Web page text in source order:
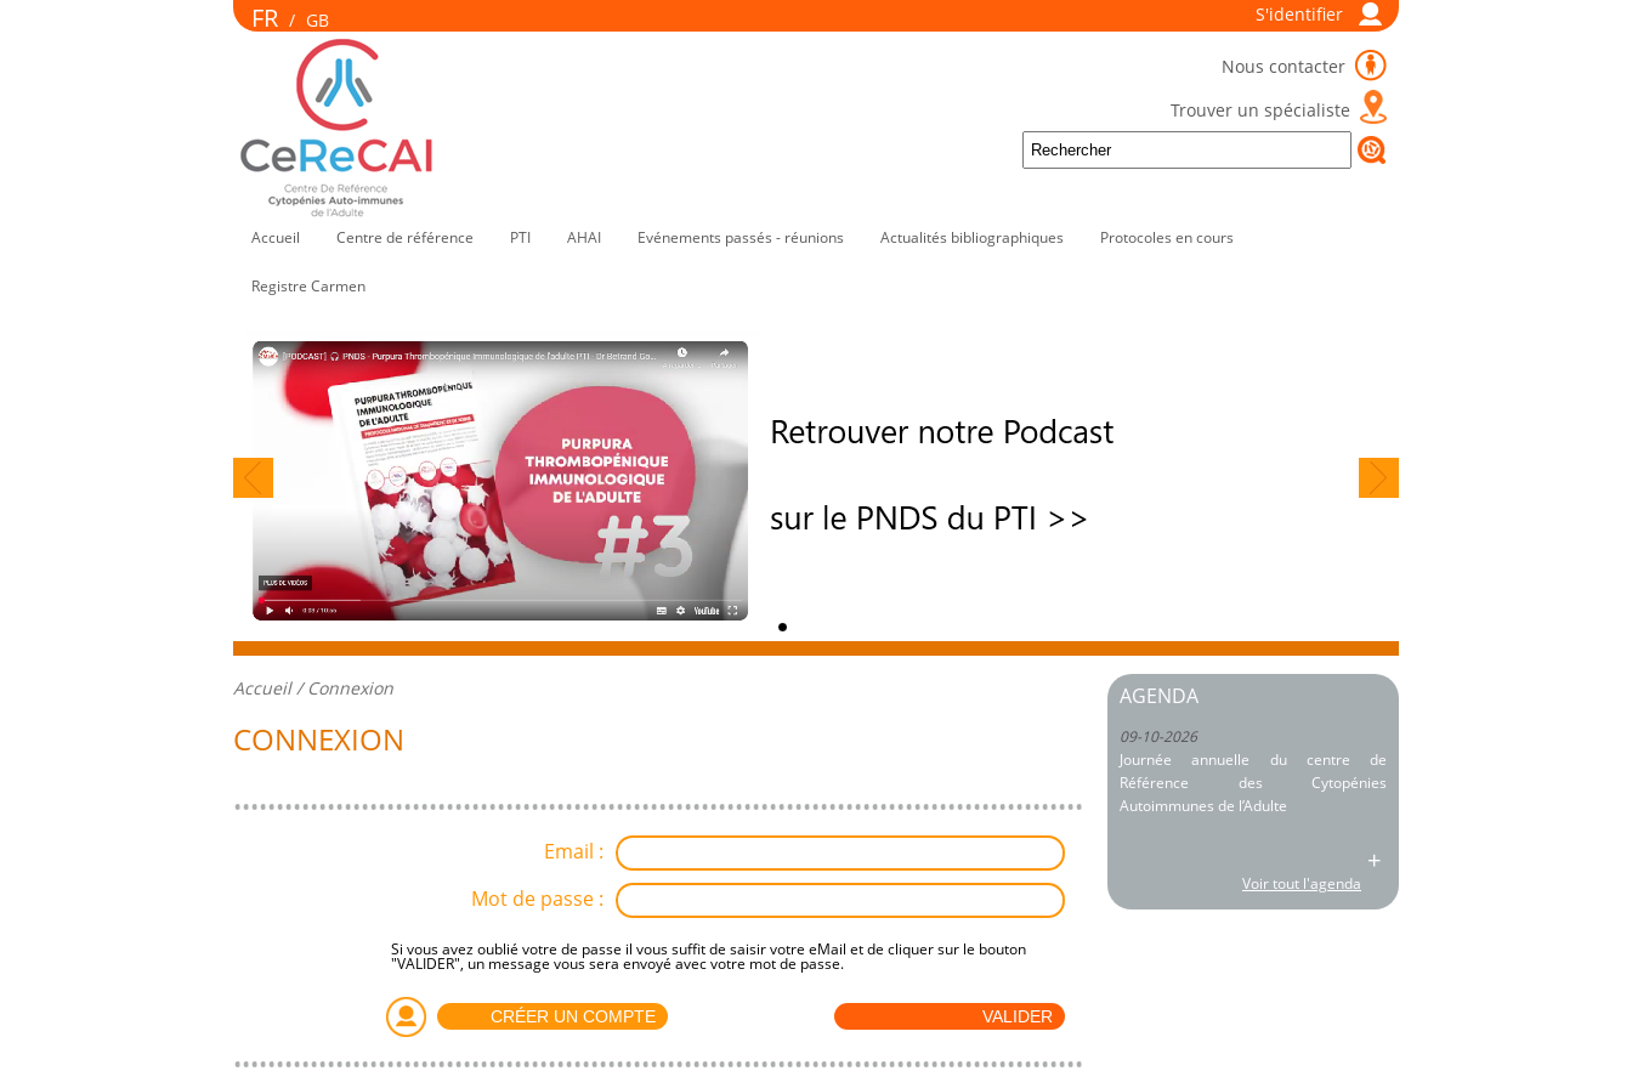
FR / GB S'identifier
Nous contacter
Trouver un spécialiste
Accueil Centre de référence PTI AHAI Evénements passés - réunions Actualités bibliographiques Protocoles en cours
Registre Carmen
Accueil/ Connexion
CONNEXION
Email :
Mot de passe :
Si vous avez oublié votre de passe il vous suffit de saisir votre eMail et de cliquer sur le bouton
"VALIDER", un message vous sera envoyé avec votre mot de passe.
AGENDA
09-10-2026
Journée annuelle du centre de
Référence des Cytopénies
Autoimmunes de l’Adulte
+
Voir tout l'agenda